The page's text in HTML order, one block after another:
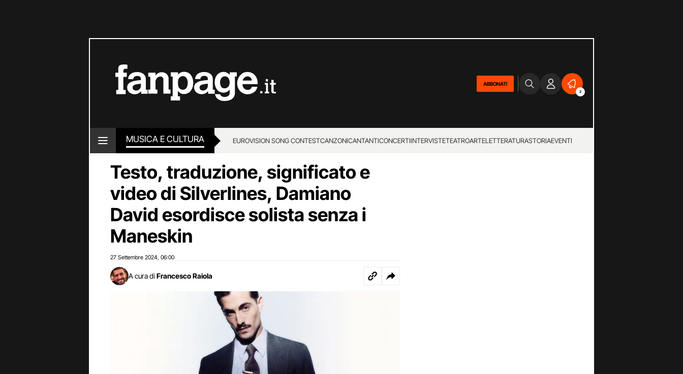
ABBONATI
2
MUSICA E CULTURA EUROVISION SONG CONTESTCANZONICANTANTICONCERTIINTERVISTETEATROARTELETTERATURASTORIAEVENTI
Testo, traduzione, significato e
video di Silverlines, Damiano
David esordisce solista senza i
Maneskin
27 Settembre 2024 06:00
A cura di Francesco Raiola